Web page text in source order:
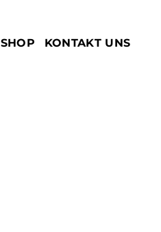
SHOP KONTAKT UNS